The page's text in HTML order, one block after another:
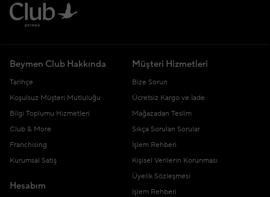
Beymen Club Hakkında
Tarihçe
Koşulsuz Müşteri Mutluluğu
Bilgi Toplumu Hizmetleri
Club & More
Franchising
Kurumsal Satış
Hesabım
Müşteri Hizmetleri
Bize Sorun
Ücretsiz Kargo ve İade
Mağazadan Teslim
Sıkça Sorulan Sorular
İşlem Rehberi
Kişisel Verilerin Korunması
Üyelik Sözleşmesi
İşlem Rehberi